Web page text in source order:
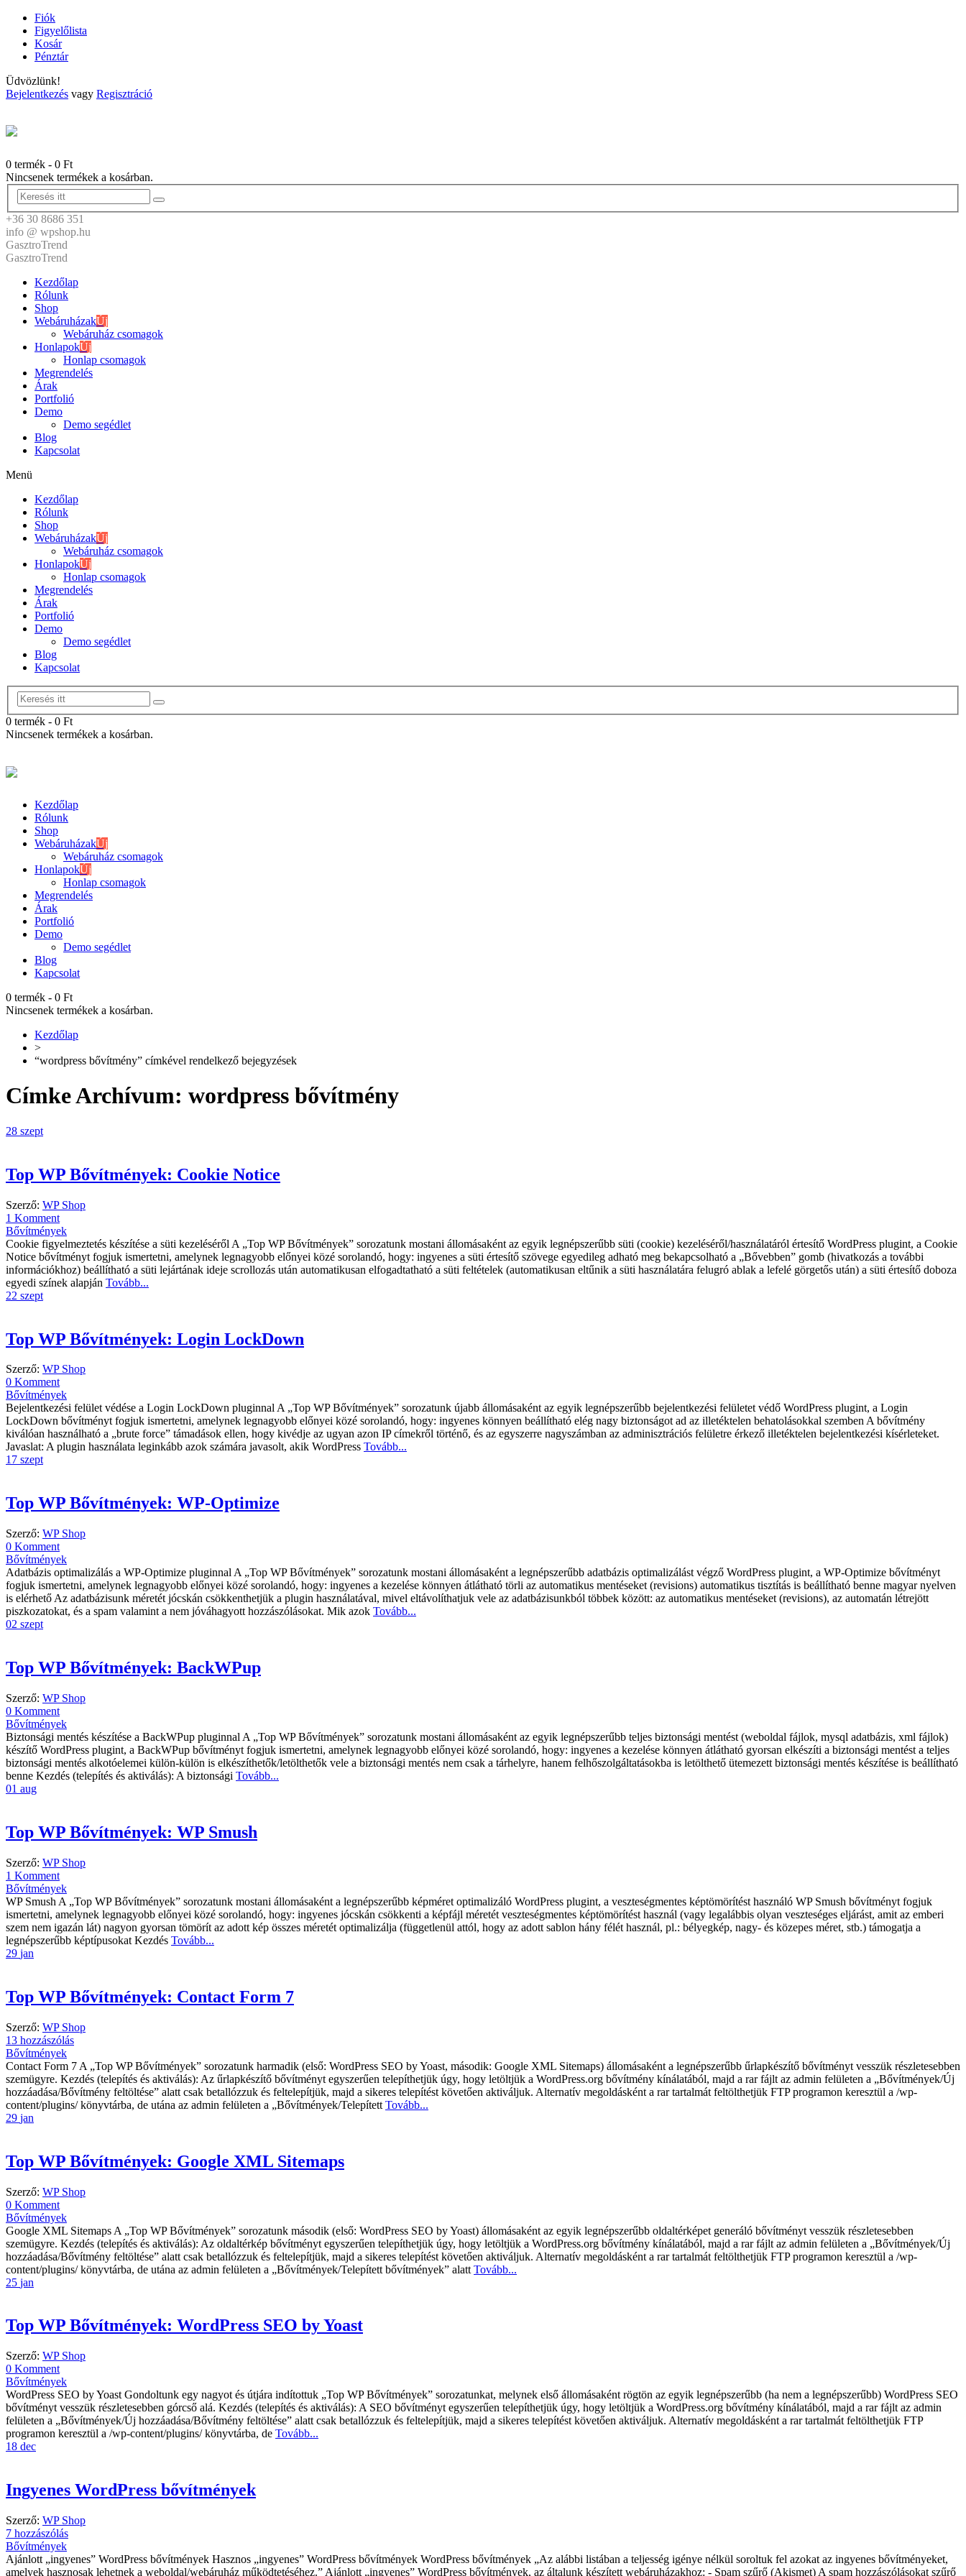
Fiók
Figyelőlista
Kosár
Pénztár
Üdvözlünk!
Bejelentkezés vagy Regisztráció
0 termék - 0 Ft
Nincsenek termékek a kosárban.
+36 30 8686 351
info @ wpshop.hu
GasztroTrend
GasztroTrend
Kezdőlap
Rólunk
Shop
WebáruházakÚj
Webáruház csomagok
HonlapokÚj
Honlap csomagok
Megrendelés
Árak
Portfolió
Demo
Demo segédlet
Blog
Kapcsolat
Menü
Kezdőlap
Rólunk
Shop
WebáruházakÚj
Webáruház csomagok
HonlapokÚj
Honlap csomagok
Megrendelés
Árak
Portfolió
Demo
Demo segédlet
Blog
Kapcsolat
0 termék - 0 Ft
Nincsenek termékek a kosárban.
Kezdőlap
Rólunk
Shop
WebáruházakÚj
Webáruház csomagok
HonlapokÚj
Honlap csomagok
Megrendelés
Árak
Portfolió
Demo
Demo segédlet
Blog
Kapcsolat
0 termék - 0 Ft
Nincsenek termékek a kosárban.
Kezdőlap
>
“wordpress bővítmény” címkével rendelkező bejegyzések
Címke Archívum: wordpress bővítmény
28 szept
Top WP Bővítmények: Cookie Notice
Szerző: WP Shop
1 Komment
Bővítmények
Cookie figyelmeztetés készítése a süti kezeléséről A „Top WP Bővítmények” sorozatunk mostani állomásaként az egyik legnépszerűbb süti (cookie) kezeléséről/használatáról értesítő WordPress plugint, a Cookie
Notice bővítményt fogjuk ismertetni, amelynek legnagyobb előnyei közé sorolandó, hogy: ingyenes a süti értesítő szövege egyedileg adható meg bekapcsolható a „Bővebben” gomb (hivatkozás a további
információkhoz) beállítható a süti lejártának ideje scrollozás után automatikusan elfogadtatható a süti feltételek (automatikusan eltűnik a süti használatára felugró ablak a lefelé görgetős után) a süti értesítő doboza
egyedi színek alapján Tovább...
22 szept
Top WP Bővítmények: Login LockDown
Szerző: WP Shop
0 Komment
Bővítmények
Bejelentkezési felület védése a Login LockDown pluginnal A „Top WP Bővítmények” sorozatunk újabb állomásaként az egyik legnépszerűbb bejelentkezési felületet védő WordPress plugint, a Login
LockDown bővítményt fogjuk ismertetni, amelynek legnagyobb előnyei közé sorolandó, hogy: ingyenes könnyen beállítható elég nagy biztonságot ad az illetéktelen behatolásokkal szemben A bővítmény
kiválóan használható a „brute force” támadások ellen, hogy kivédje az ugyan azon IP címekről történő, és az egyszerre nagyszámban az adminisztrációs felületre érkező illetéktelen bejelentkezési kísérleteket.
Javaslat: A plugin használata leginkább azok számára javasolt, akik WordPress Tovább...
17 szept
Top WP Bővítmények: WP-Optimize
Szerző: WP Shop
0 Komment
Bővítmények
Adatbázis optimalizálás a WP-Optimize pluginnal A „Top WP Bővítmények” sorozatunk mostani állomásaként a legnépszerűbb adatbázis optimalizálást végző WordPress plugint, a WP-Optimize bővítményt
fogjuk ismertetni, amelynek legnagyobb előnyei közé sorolandó, hogy: ingyenes a kezelése könnyen átlátható törli az automatikus mentéseket (revisions) automatikus tisztítás is beállítható benne magyar nyelven
is elérhető Az adatbázisunk méretét jócskán csökkenthetjük a plugin használatával, mivel eltávolíthatjuk vele az adatbázisunkból többek között: az automatikus mentéseket (revisions), az automatán létrejött
piszkozatokat, és a spam valamint a nem jóváhagyott hozzászólásokat. Mik azok Tovább...
02 szept
Top WP Bővítmények: BackWPup
Szerző: WP Shop
0 Komment
Bővítmények
Biztonsági mentés készítése a BackWPup pluginnal A „Top WP Bővítmények” sorozatunk mostani állomásaként az egyik legnépszerűbb teljes biztonsági mentést (weboldal fájlok, mysql adatbázis, xml fájlok)
készítő WordPress plugint, a BackWPup bővítményt fogjuk ismertetni, amelynek legnagyobb előnyei közé sorolandó, hogy: ingyenes a kezelése könnyen átlátható gyorsan elkészíti a biztonsági mentést a teljes
biztonsági mentés alkotóelemei külön-külön is elkészíthetők/letölthetők vele a biztonsági mentés nem csak a tárhelyre, hanem felhőszolgáltatásokba is letölthető ütemezett biztonsági mentés készítése is beállítható
benne Kezdés (telepítés és aktiválás): A biztonsági Tovább...
01 aug
Top WP Bővítmények: WP Smush
Szerző: WP Shop
1 Komment
Bővítmények
WP Smush A „Top WP Bővítmények” sorozatunk mostani állomásaként a legnépszerűbb képméret optimalizáló WordPress plugint, a veszteségmentes képtömörítést használó WP Smush bővítményt fogjuk
ismertetni, amelynek legnagyobb előnyei közé sorolandó, hogy: ingyenes jócskán csökkenti a képfájl méretét veszteségmentes képtömörítést használ (vagy legalábbis olyan veszteséges eljárást, amit az emberi
szem nem igazán lát) nagyon gyorsan tömörít az adott kép összes méretét optimalizálja (függetlenül attól, hogy az adott sablon hány félét használ, pl.: bélyegkép, nagy- és közepes méret, stb.) támogatja a
legnépszerűbb képtípusokat Kezdés Tovább...
29 jan
Top WP Bővítmények: Contact Form 7
Szerző: WP Shop
13 hozzászólás
Bővítmények
Contact Form 7 A „Top WP Bővítmények” sorozatunk harmadik (első: WordPress SEO by Yoast, második: Google XML Sitemaps) állomásaként a legnépszerűbb űrlapkészítő bővítményt vesszük részletesebben
szemügyre. Kezdés (telepítés és aktiválás): Az űrlapkészítő bővítményt egyszerűen telepíthetjük úgy, hogy letöltjük a WordPress.org bővítmény kínálatából, majd a rar fájlt az admin felületen a „Bővítmények/Új
hozzáadása/Bővítmény feltöltése” alatt csak betallózzuk és feltelepítjük, majd a sikeres telepítést követően aktiváljuk. Alternatív megoldásként a rar tartalmát feltölthetjük FTP programon keresztül a /wp-
content/plugins/ könyvtárba, de utána az admin felületen a „Bővítmények/Telepített Tovább...
29 jan
Top WP Bővítmények: Google XML Sitemaps
Szerző: WP Shop
0 Komment
Bővítmények
Google XML Sitemaps A „Top WP Bővítmények” sorozatunk második (első: WordPress SEO by Yoast) állomásaként az egyik legnépszerűbb oldaltérképet generáló bővítményt vesszük részletesebben
szemügyre. Kezdés (telepítés és aktiválás): Az oldaltérkép bővítményt egyszerűen telepíthetjük úgy, hogy letöltjük a WordPress.org bővítmény kínálatából, majd a rar fájlt az admin felületen a „Bővítmények/Új
hozzáadása/Bővítmény feltöltése” alatt csak betallózzuk és feltelepítjük, majd a sikeres telepítést követően aktiváljuk. Alternatív megoldásként a rar tartalmát feltölthetjük FTP programon keresztül a /wp-
content/plugins/ könyvtárba, de utána az admin felületen a „Bővítmények/Telepített bővítmények” alatt Tovább...
25 jan
Top WP Bővítmények: WordPress SEO by Yoast
Szerző: WP Shop
0 Komment
Bővítmények
WordPress SEO by Yoast Gondoltunk egy nagyot és útjára indítottuk „Top WP Bővítmények” sorozatunkat, melynek első állomásaként rögtön az egyik legnépszerűbb (ha nem a legnépszerűbb) WordPress SEO
bővítményt vesszük részletesebben górcső alá. Kezdés (telepítés és aktiválás): A SEO bővítményt egyszerűen telepíthetjük úgy, hogy letöltjük a WordPress.org bővítmény kínálatából, majd a rar fájlt az admin
felületen a „Bővítmények/Új hozzáadása/Bővítmény feltöltése” alatt csak betallózzuk és feltelepítjük, majd a sikeres telepítést követően aktiváljuk. Alternatív megoldásként a rar tartalmát feltölthetjük FTP
programon keresztül a /wp-content/plugins/ könyvtárba, de Tovább...
18 dec
Ingyenes WordPress bővítmények
Szerző: WP Shop
7 hozzászólás
Bővítmények
Ajánlott „ingyenes” WordPress bővítmények Hasznos „ingyenes” WordPress bővítmények WordPress bővítmények „Az alábbi listában a teljesség igénye nélkül soroltuk fel azokat az ingyenes bővítményeket,
amelyek hasznosak lehetnek a weboldal/webáruház működtetéséhez.” Ajánlott „ingyenes” WordPress bővítmények, az általunk készített webáruházakhoz: - Spam szűrő (Akismet) A spam hozzászólásokat szűrő